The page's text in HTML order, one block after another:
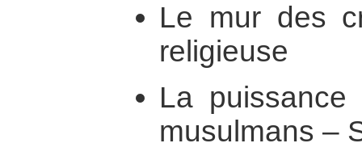
Le mur des
religieuse
La
musulmans –